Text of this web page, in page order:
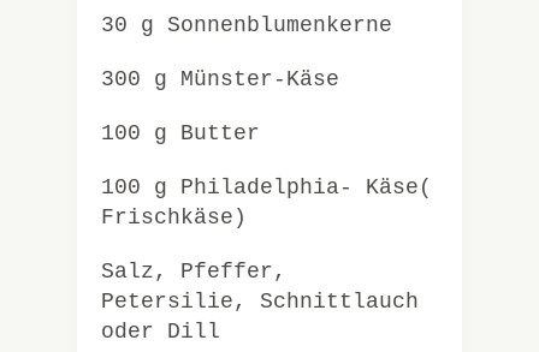
30 g Sonnenblumenkerne
300 g Münster-Käse
100 g Butter
100 g Philadelphia- Käse(
Frischkäse)
Salz, Pfeffer,
Petersilie, Schnittlauch
oder Dill